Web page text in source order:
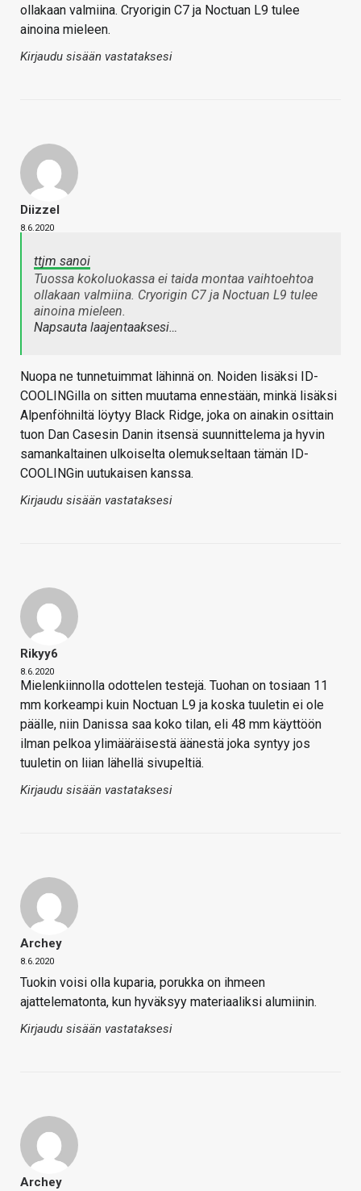
ollakaan valmiina. Cryorigin C7 ja Noctuan L9 tulee
ainoina mieleen.
Kirjaudu sisään vastataksesi
Diizzel
8.6.2020
ttjm sanoi
Tuossa kokoluokassa ei taida montaa vaihtoehtoa
ollakaan valmiina. Cryorigin C7 ja Noctuan L9 tulee
ainoina mieleen.
Napsauta laajentaaksesi…
Nuopa ne tunnetuimmat lähinnä on. Noiden lisäksi ID-
COOLINGilla on sitten muutama ennestään, minkä lisäksi
Alpenföhniltä löytyy Black Ridge, joka on ainakin osittain
tuon Dan Casesin Danin itsensä suunnittelema ja hyvin
samankaltainen ulkoiselta olemukseltaan tämän ID-
COOLINGin uutukaisen kanssa.
Kirjaudu sisään vastataksesi
Rikyy6
8.6.2020
Mielenkiinnolla odottelen testejä. Tuohan on tosiaan 11
mm korkeampi kuin Noctuan L9 ja koska tuuletin ei ole
päälle, niin Danissa saa koko tilan, eli 48 mm käyttöön
ilman pelkoa ylimääräisestä äänestä joka syntyy jos
tuuletin on liian lähellä sivupeltiä.
Kirjaudu sisään vastataksesi
Archey
8.6.2020
Tuokin voisi olla kuparia, porukka on ihmeen
ajattelematonta, kun hyväksyy materiaaliksi alumiinin.
Kirjaudu sisään vastataksesi
Archey